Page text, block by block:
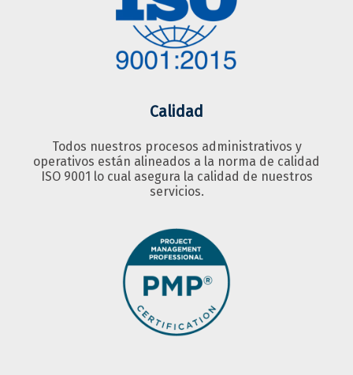
Calidad
Todos nuestros procesos administrativos y
operativos están alineados a la norma de calidad
ISO 9001 lo cual asegura la calidad de nuestros
servicios.